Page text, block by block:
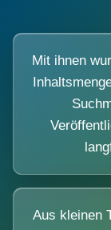
Mit ihnen
Aus kleinen